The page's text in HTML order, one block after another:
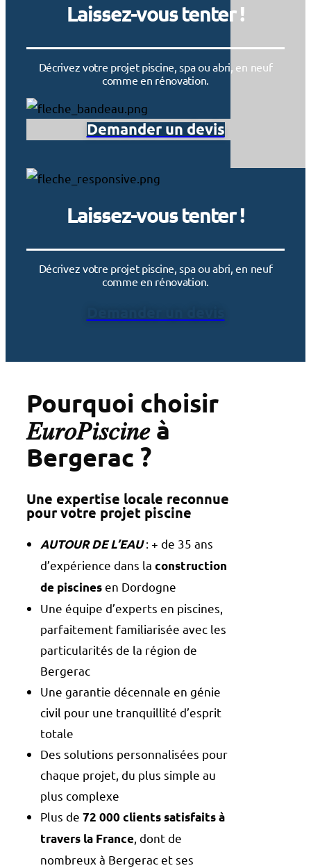
Laissez-vous tenter !
Décrivez votre projet piscine, spa ou abri, en neuf
comme en rénovation.
Demander un devis
Laissez-vous tenter !
Décrivez votre projet piscine, spa ou abri, en neuf
comme en rénovation.
Pourquoi choisir
𝐸𝑢𝑟𝑜𝑃𝑖𝑠𝑐𝑖𝑛𝑒 à
Bergerac ?
Une expertise locale reconnue
pour votre projet piscine
AUTOUR DE L’EAU: + de 35 ans
d’expérience dans la construction
de piscinesen Dordogne
Une équipe d’experts en piscines,
parfaitement familiarisée avec les
particularités de la région de
Bergerac
Une garantie décennale en génie
civil pour une tranquillité d’esprit
totale
Des solutions personnalisées pour
chaque projet, du plus simple au
plus complexe
Plus de 72 000 clients satisfaits à
travers la France , dont de
nombreux à Bergerac et ses